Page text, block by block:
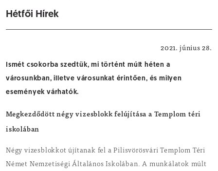
Hétfői Hírek
2021. június 28.
Ismét csokorba szedtük, mi történt múlt héten a
városunkban, illetve városunkat érintően, és milyen
események várhatók.
Megkezdődött négy vizesblokk felújítása a Templom téri
iskolában
Négy vizesblokkot újítanak fel a Pilisvörösvári Templom Téri
Német Nemzetiségi Általános Iskolában. A munkálatok múlt